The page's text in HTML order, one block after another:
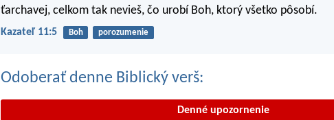
ťarchavej, celkom tak nevieš, čo urobí Boh, ktorý všetko pôsobí.
Kazateľ 11:5 Boh porozumenie
Odoberať denne Biblický verš:
Denné upozornenie